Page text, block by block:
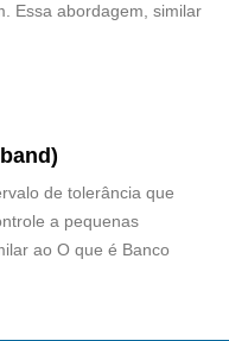
Essa abordagem, similar
de tolerância que
a pequenas
ao O que é Banco